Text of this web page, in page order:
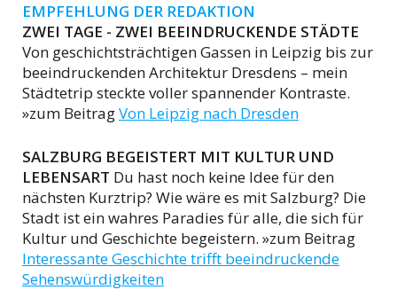
EMPFEHLUNG DER REDAKTION
ZWEI TAGE - ZWEI BEEINDRUCKENDE STÄDTE
Von geschichtsträchtigen Gassen in Leipzig bis zur
beeindruckenden Architektur Dresdens – mein
Städtetrip steckte voller spannender Kontraste.
»zum BeitragVon Leipzig nach Dresden
SALZBURG BEGEISTERT MIT KULTUR UND
LEBENSART Du hast noch keine Idee für den
nächsten Kurztrip? Wie wäre es mit Salzburg? Die
Stadt ist ein wahres Paradies für alle, die sich für
Kultur und Geschichte begeistern. »zum Beitrag
Interessante Geschichte trifft beeindruckende
Sehenswürdigkeiten